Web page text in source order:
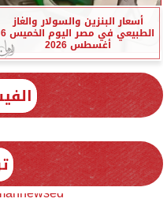
أسعار البنزين والسولار والغاز
الطبيعي في مصر اليوم الخميس 6
أغسطس 2026